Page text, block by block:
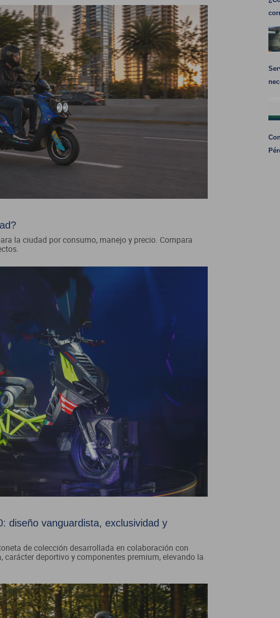
la ciudad por consumo, manejo y precio. Compara
diseño vanguardista, exclusividad y
de colección desarrollada en colaboración con
deportivo y componentes premium, elevando la